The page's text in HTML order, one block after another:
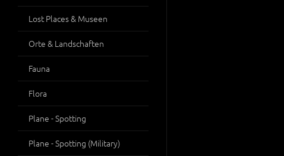
Lost Places & Museen
Orte & Landschaften
Fauna
Flora
Plane - Spotting
Plane - Spotting (Military)